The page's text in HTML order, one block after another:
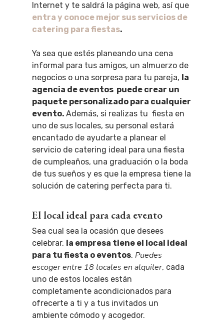
Internet y te saldrá la página web, así que
entra y conoce mejor sus servicios de
catering para fiestas.
Ya sea que estés planeando una cena
informal para tus amigos, un almuerzo de
negocios o una sorpresa para tu pareja, la
agencia de eventos puede crear un
paquete personalizado para cualquier
evento. Además, si realizas tu fiesta en
uno de sus locales, su personal estará
encantado de ayudarte a planear el
servicio de catering ideal para una fiesta
de cumpleaños, una graduación o la boda
de tus sueños y es que la empresa tiene la
solución de catering perfecta para ti.
El local ideal para cada evento
Sea cual sea la ocasión que desees
celebrar, la empresa tiene el local ideal
para tu fiesta o eventos. Puedes
escoger entre 18 locales en alquiler, cada
uno de estos locales están
completamente acondicionados para
ofrecerte a ti y a tus invitados un
ambiente cómodo y acogedor.